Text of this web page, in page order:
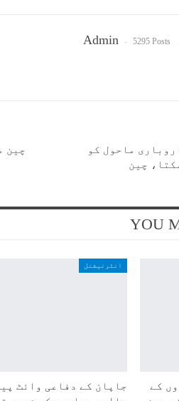
Admin 5295 Posts
ماحول کو
چین
YOU
کے
انٹرنیشنل
جاپان کے دفاعی وائٹ